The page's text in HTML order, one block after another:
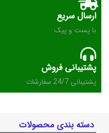
ارسال سریع
با پست و پیک
پشتیبانی فروش
پشتیبانی 24/7 سفارشات
دسته بندی محصولات